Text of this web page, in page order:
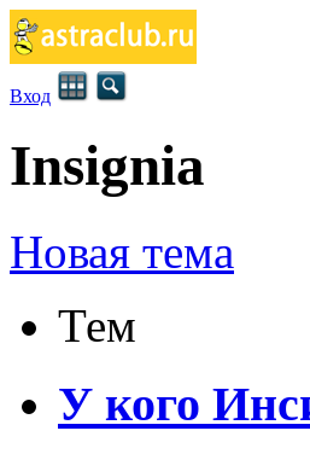
Вход
Insignia
Новая тема
Тем
У кого